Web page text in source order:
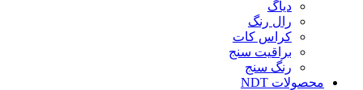
دیاگ
رال رنگ
کراس کات
براقیت سنج
رنگ سنج
محصولات NDT